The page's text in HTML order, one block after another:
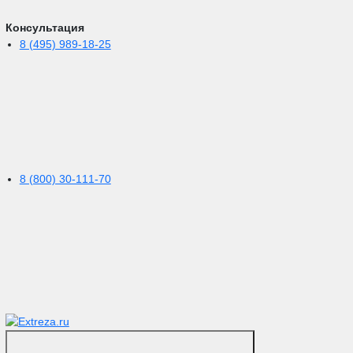
Консультация
8 (495) 989-18-25
8 (800) 30-111-70